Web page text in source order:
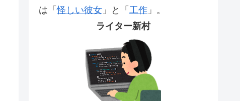
は「怪しい彼女 」と「 工作 」。
ライター新村